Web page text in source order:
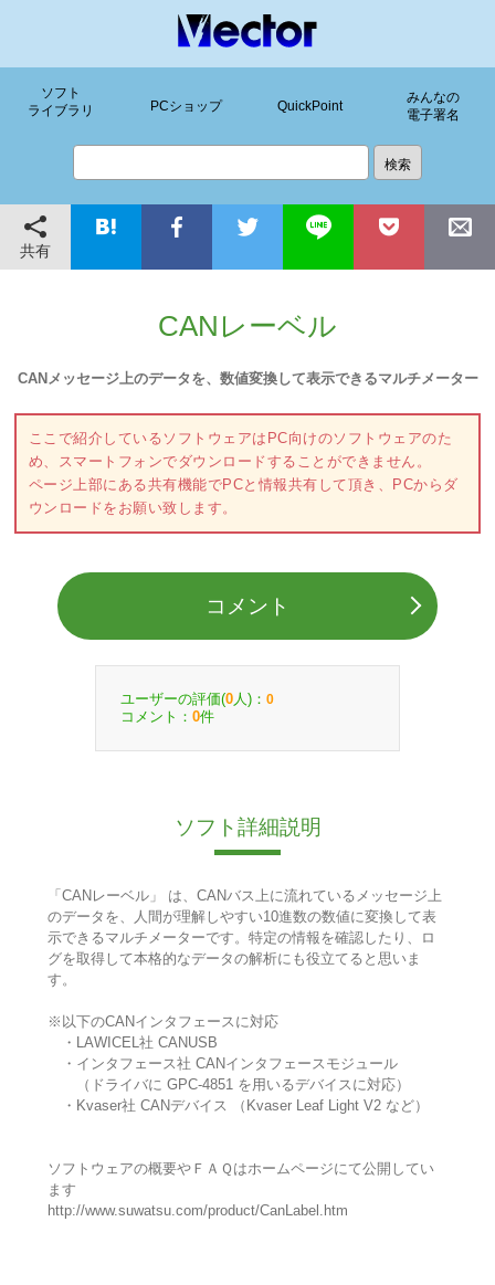
ソフト
ライブラリ
PCショップ QuickPoint
みんなの
電子署名
共有
CANレーベル
CANメッセージ上のデータを、数値変換して表示できるマルチメーター
ここで紹介しているソフトウェアはPC向けのソフトウェアのた
め、スマートフォンでダウンロードすることができません。
ページ上部にある共有機能でPCと情報共有して頂き、PCからダ
ウンロードをお願い致します。
コメント
ユーザーの評価(0 人)： 0
コメント： 0件
ソフト詳細説明
「CANレーベル」 は、CANバス上に流れているメッセージ上
のデータを、人間が理解しやすい10進数の数値に変換して表
示できるマルチメーターです。特定の情報を確認したり、ロ
グを取得して本格的なデータの解析にも役立てると思いま
す。
※以下のCANインタフェースに対応
・LAWICEL社 CANUSB
・インタフェース社 CANインタフェースモジュール
（ドライバに GPC-4851 を用いるデバイスに対応）
・Kvaser社 CANデバイス （Kvaser Leaf Light V2 など）
ソフトウェアの概要やＦＡＱはホームページにて公開してい
ます
http://www.suwatsu.com/product/CanLabel.htm